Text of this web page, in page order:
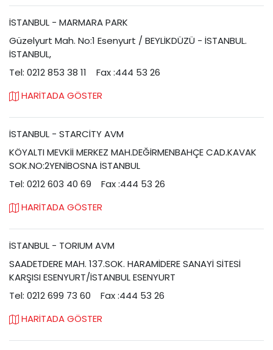
İSTANBUL - MARMARA PARK
Güzelyurt Mah. No:1 Esenyurt / BEYLİKDÜZÜ - İSTANBUL.
İSTANBUL,
Tel: 0212 853 38 11
Fax :444 53 26
HARİTADA GÖSTER
İSTANBUL - STARCİTY AVM
KÖYALTI MEVKİİ MERKEZ MAH.DEĞİRMENBAHÇE CAD.KAVAK
SOK.NO:2YENİBOSNA İSTANBUL
Tel: 0212 603 40 69
Fax :444 53 26
HARİTADA GÖSTER
İSTANBUL - TORIUM AVM
SAADETDERE MAH. 137.SOK. HARAMİDERE SANAYİ SİTESİ
KARŞISI ESENYURT/İSTANBUL ESENYURT
Tel: 0212 699 73 60
Fax :444 53 26
HARİTADA GÖSTER